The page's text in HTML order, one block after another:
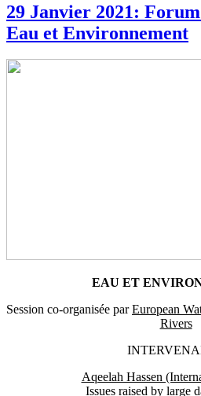
29 Janvier 2021:
Eau et Environnement
EAU ET
Session co-organisée parEuropean
Rivers
Aqeelah Hassen
Issues raised by large